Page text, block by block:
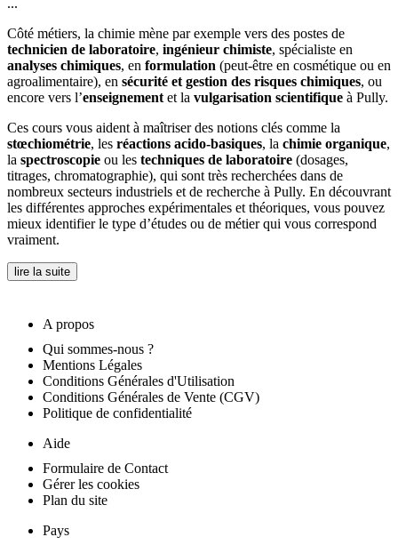
...
Côté métiers, la chimie mène par exemple vers des postes de
technicien de laboratoire, ingénieur chimiste, spécialiste en
analyses chimiques, en formulation (peut-être en cosmétique ou en
agroalimentaire), en sécurité et gestion des risques chimiques, ou
encore vers l’enseignementet la vulgarisation scientifique à Pully.
Ces cours vous aident à maîtriser des notions clés comme la
stœchiométrie, les réactions acido-basiques, la chimie organique,
la spectroscopie ou les techniques de laboratoire (dosages,
titrages, chromatographie), qui sont très recherchées dans de
nombreux secteurs industriels et de recherche à Pully. En découvrant
les différentes approches expérimentales et théoriques, vous pouvez
mieux identifier le type d’études ou de métier qui vous correspond
vraiment.
lire la suite
A propos
Qui sommes-nous ?
Mentions Légales
Conditions Générales d'Utilisation
Conditions Générales de Vente (CGV)
Politique de confidentialité
Aide
Formulaire de Contact
Gérer les cookies
Plan du site
Pays